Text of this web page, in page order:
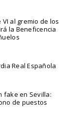
VI al gremio de los
la Beneficencia
Real Española
fake en Sevilla:
de puestos